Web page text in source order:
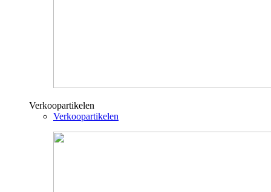
Verkoopartikelen
Verkoopartikelen